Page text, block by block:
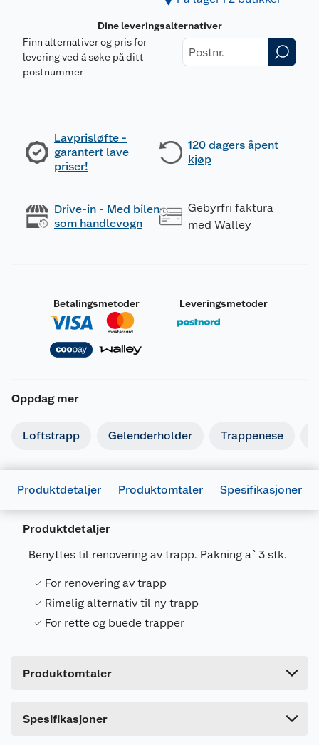
Dine leveringsalternativer
Finn alternativer og pris for
levering ved å søke på ditt
postnummer
Lavprisløfte -
garantert lave
priser!
120 dagers åpent
kjøp
Drive-in - Med bilen
som handlevogn
Gebyrfri faktura
med Walley
Betalingsmetoder Leveringsmetoder
Oppdag mer
Loftstrapp Gelenderholder Trappenese
Produktdetaljer Produktomtaler Spesifikasjoner
Produktdetaljer
Benyttes til renovering av trapp. Pakning a`3 stk.
For renovering av trapp
Rimelig alternativ til ny trapp
For rette og buede trapper
Produktomtaler
Dette produktet har ikke fått noen omtale ennå.
Spesifikasjoner
Artikkelnummer
Leverandørens artikkelnummer
53886764
Farge
Forpakningsmål